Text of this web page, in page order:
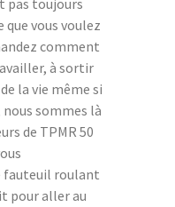
pas toujours
vous voulez
comment
à sortir
la vie même si
sommes là
de TPMR 50
roulant
pour aller au